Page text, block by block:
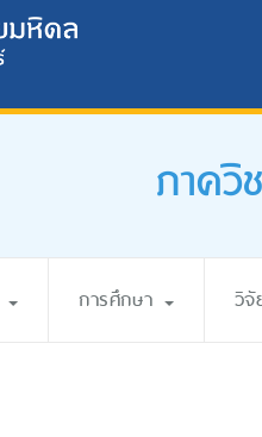
ภาควิ
การศึกษา วิจั